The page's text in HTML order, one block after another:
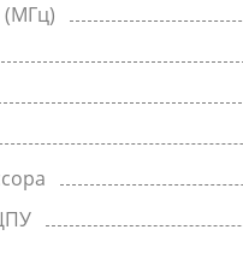
(МГц)